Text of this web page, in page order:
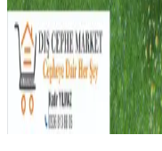
Merdiven
Fonksiyonel
Merdiven üstündeki
tasarım ile bitkilerden
alanlarına kadar çeşitli